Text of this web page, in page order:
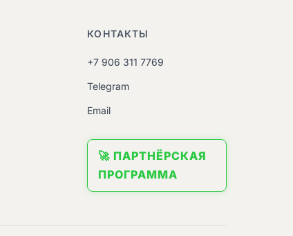
КОНТАКТЫ
+7 906 311 7769
Telegram
Email
🚀 ПАРТНЁРСКАЯ
ПРОГРАММА